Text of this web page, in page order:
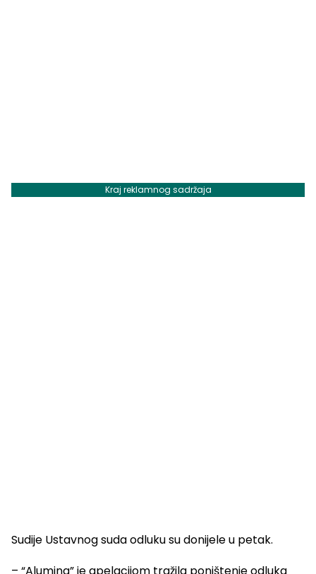
Kraj reklamnog sadržaja
Sudije Ustavnog suda odluku su donijele u petak.